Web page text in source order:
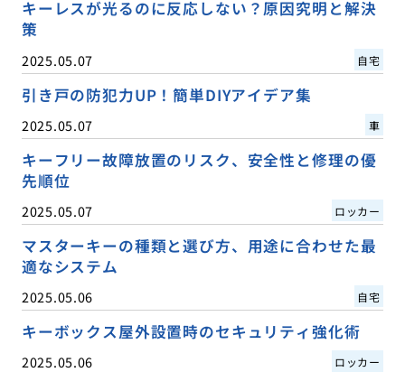
キーレスが光るのに反応しない？原因究明と解決
策
2025.05.07 自宅
引き戸の防犯力UP！簡単DIYアイデア集
2025.05.07 車
キーフリー故障放置のリスク、安全性と修理の優
先順位
2025.05.07 ロッカー
マスターキーの種類と選び方、用途に合わせた最
適なシステム
2025.05.06 自宅
キーボックス屋外設置時のセキュリティ強化術
2025.05.06 ロッカー